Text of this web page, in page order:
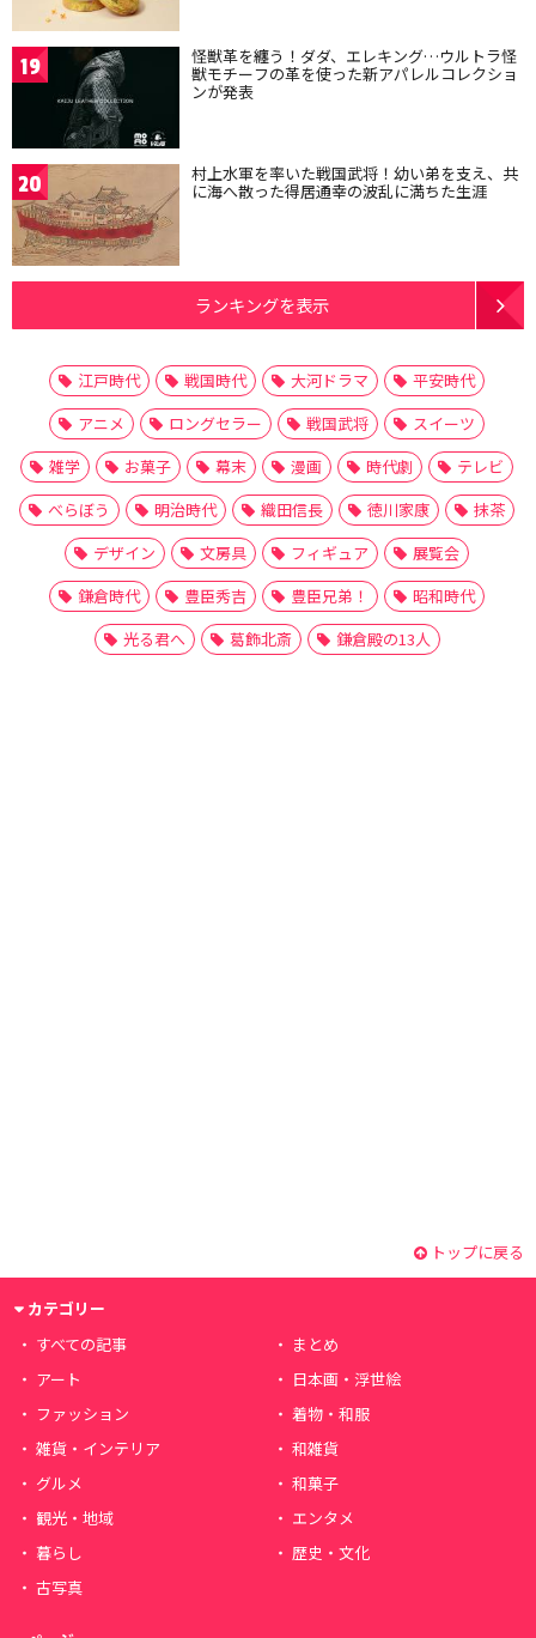
19 怪獣革を纏う！ダダ、エレキング…ウルトラ怪
獣モチーフの革を使った新アパレルコレクショ
ンが発表
20 村上水軍を率いた戦国武将！幼い弟を支え、共
に海へ散った得居通幸の波乱に満ちた生涯
ランキングを表示
江戸時代 戦国時代 大河ドラマ
平安時代
アニメ
ロングセラー 戦国武将
スイーツ
雑学
お菓子 幕末 漫画 時代劇
テレビ
べらぼう
明治時代 織田信長 徳川家康
抹茶
デザイン
文房具 フィギュア
展覧会
鎌倉時代
豊臣秀吉 豊臣兄弟！
昭和時代
光る君へ
葛飾北斎 鎌倉殿の13人
トップに戻る
カテゴリー
すべての記事
まとめ
アート
日本画・浮世絵
ファッション
着物・和服
雑貨・インテリア
和雑貨
グルメ
和菓子
観光・地域
エンタメ
暮らし
歴史・文化
古写真